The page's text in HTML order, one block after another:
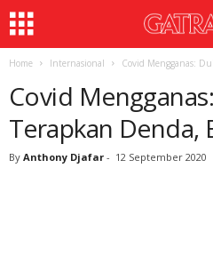
Home Internasional Covid Mengganas:
Covid
Terapkan Denda,
By Anthony Djafar - 12 September 2020